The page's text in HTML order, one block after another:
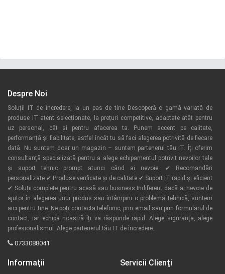
Despre Noi
Soluții IT de încredere, la un pas de tine Descoperă o gamă variată de
produse IT atent selecționate, la prețuri competitive, adaptate atât pentru
uz personal, cât și pentru afacerea ta. Punem accent pe calitate,
performanță și fiabilitate, astfel încât tu să faci alegerea potrivită de fiecare
dată. Nu suntem doar un magazin – suntem partenerul tău IT. Îți oferim
consultanță specializată pentru a alege echipamentul potrivit nevoilor tale
și suport tehnic prompt atunci când ai nevoie. ✔ Recomandări
personalizate ✔ Produse verificate și de calitate ✔ Suport IT rapid și eficient
✔ Soluții complete pentru acasă sau business Indiferent dacă ai nevoie de
ajutor în alegerea unui produs sau întâmpini o problemă tehnică, suntem
aici pentru tine. Ne poți contacta telefonic, prin email sau prin formularul de
contact, iar echipa noastră îți va răspunde rapid. Alege siguranța, alege
profesionalismul. Alege partenerul tău IT de încredere.
0733088041
Informaţii Servicii Clienţi